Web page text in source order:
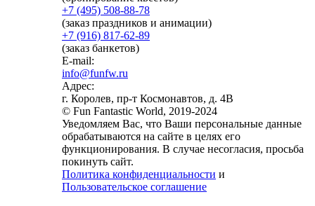
+7 (495) 508-88-78
(заказ праздников и анимации)
+7 (916) 817-62-89
(заказ банкетов)
E-mail:
info@funfw.ru
Адрес:
г. Королев, пр-т Космонавтов, д. 4В
© Fun Fantastic World, 2019-2024
Уведомляем Вас, что Ваши персональные данные
обрабатываются на сайте в целях его
функционирования. В случае несогласия, просьба
покинуть сайт.
Политика конфиденциальности и
Пользовательское соглашение